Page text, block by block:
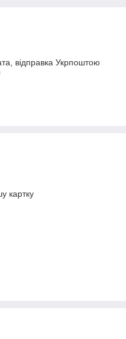
відправка Укрпоштою
картку